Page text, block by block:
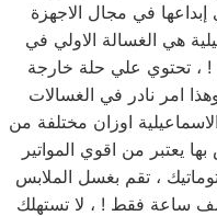
في مجال الاجهزة
هي الغسالة الاولي في
! ، تحتوي علي حلة خارجة
امر نادر في الغسالات
اوزان مختلفة من
يعتبر من اقوي المواتير
، تقم بغسل الملابس
ساعة فقط ! ، لا تستهلك